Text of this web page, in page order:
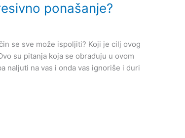
ponašanje?
se sve može ispoljiti? Koji je cilj ovog
su pitanja koja se obrađuju u ovom
naljuti na vas i onda vas ignoriše i duri